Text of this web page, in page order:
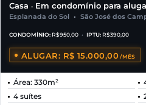
Casa • Em condomínio para
Esplanada do Sol • São José dos
CONDOMÍNIO: R$950,00 • IPTU: R$390,00
ALUGAR: R$ 15.000,00 /MÊS
Área: 330m²
4 suítes